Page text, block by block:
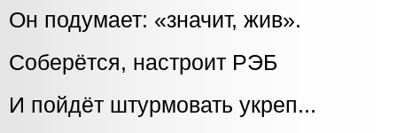
Он подумает: «значит, жив».
Соберётся, настроит РЭБ
И пойдёт штурмовать укреп...